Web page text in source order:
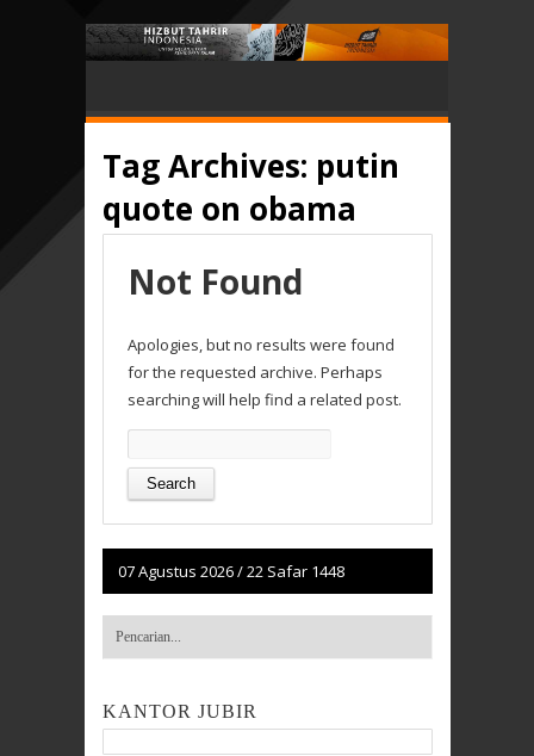
Tag Archives: putin
quote on obama
Not Found
Apologies, but no results were found
for the requested archive. Perhaps
searching will help find a related post.
for:
07 Agustus 2026/22 Safar 1448
KANTOR JUBIR